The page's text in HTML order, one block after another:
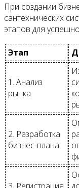
При создании
сантехнических
этапов для
Этап
1. Анализ
рынка
2. Разработка
бизнес-плана